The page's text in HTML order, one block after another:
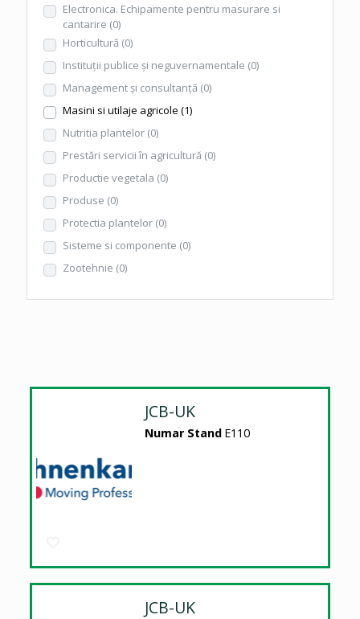
Electronica. Echipamente pentru masurare si
cantarire (0)
Horticultură (0)
Instituţii publice şi neguvernamentale (0)
Management şi consultanţă (0)
Masini si utilaje agricole (1)
Nutritia plantelor (0)
Prestări servicii în agricultură (0)
Productie vegetala (0)
Produse (0)
Protectia plantelor (0)
Sisteme si componente (0)
Zootehnie (0)
JCB-UK
Numar Stand E110
JCB-UK